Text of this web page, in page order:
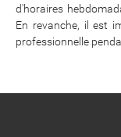
d'horaires
En revanche, il est
professionnelle